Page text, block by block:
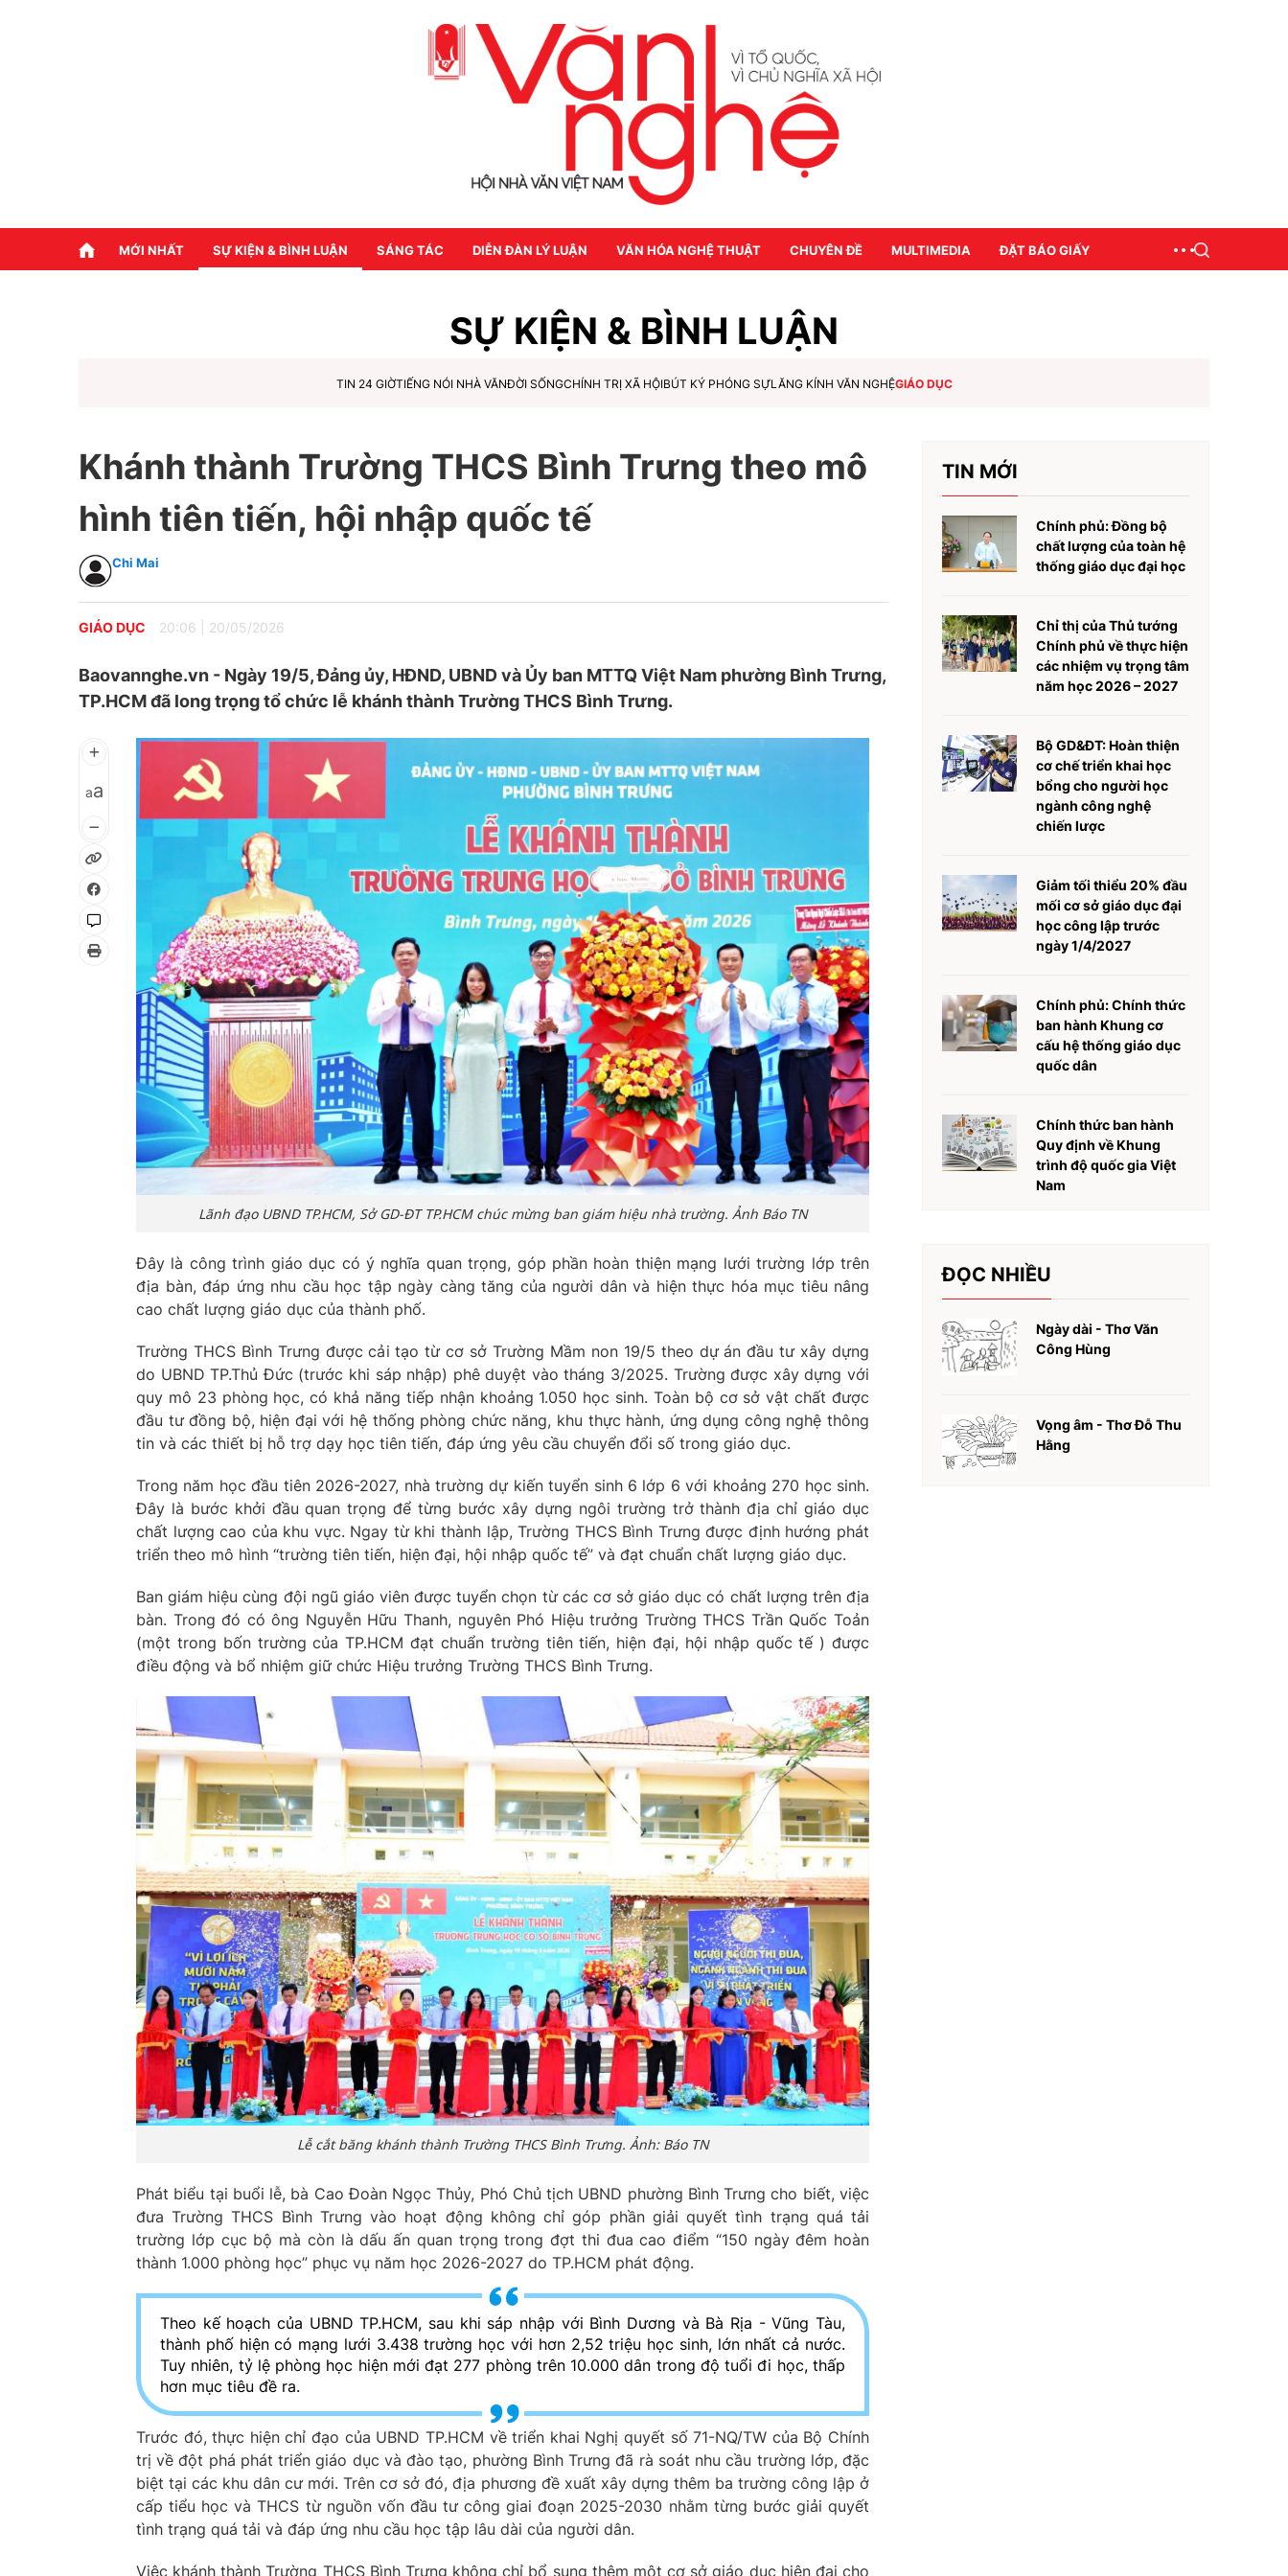
MỚI NHẤT SỰ KIỆN & BÌNH LUẬN SÁNG TÁC DIỄN ĐÀN LÝ LUẬN VĂN HÓA NGHỆ THUẬT CHUYÊN ĐỀ MULTIMEDIA ĐẶT BÁO GIẤY
SỰ KIỆN & BÌNH LUẬN
TIN 24 GIỜTIẾNG NÓI NHÀ VĂNĐỜI SỐNGCHÍNH TRỊ XÃ HỘIBÚT KÝ PHÓNG SỰLĂNG KÍNH VĂN NGHỆGIÁO DỤC
Khánh thành Trường THCS Bình Trưng theo mô
hình tiên tiến, hội nhập quốc tế
Chi Mai
GIÁO DỤC 20:06 20/05/2026
Baovannghe.vn - Ngày 19/5, Đảng ủy, HĐND, UBND và Ủy ban MTTQ Việt Nam phường Bình Trưng,
TP.HCM đã long trọng tổ chức lễ khánh thành Trường THCS Bình Trưng.
aa
Lãnh đạo UBND TP.HCM, Sở GD-ĐT TP.HCM chúc mừng ban giám hiệu nhà trường. Ảnh Báo TN
Đây là công trình giáo dục có ý nghĩa quan trọng, góp phần hoàn thiện mạng lưới trường lớp trên
địa bàn, đáp ứng nhu cầu học tập ngày càng tăng của người dân và hiện thực hóa mục tiêu nâng
cao chất lượng giáo dục của thành phố.
Trường THCS Bình Trưng được cải tạo từ cơ sở Trường Mầm non 19/5 theo dự án đầu tư xây dựng
do UBND TP.Thủ Đức (trước khi sáp nhập) phê duyệt vào tháng 3/2025. Trường được xây dựng với
quy mô 23 phòng học, có khả năng tiếp nhận khoảng 1.050 học sinh. Toàn bộ cơ sở vật chất được
đầu tư đồng bộ, hiện đại với hệ thống phòng chức năng, khu thực hành, ứng dụng công nghệ thông
tin và các thiết bị hỗ trợ dạy học tiên tiến, đáp ứng yêu cầu chuyển đổi số trong giáo dục.
Trong năm học đầu tiên 2026-2027, nhà trường dự kiến tuyển sinh 6 lớp 6 với khoảng 270 học sinh.
Đây là bước khởi đầu quan trọng để từng bước xây dựng ngôi trường trở thành địa chỉ giáo dục
chất lượng cao của khu vực. Ngay từ khi thành lập, Trường THCS Bình Trưng được định hướng phát
triển theo mô hình “trường tiên tiến, hiện đại, hội nhập quốc tế” và đạt chuẩn chất lượng giáo dục.
Ban giám hiệu cùng đội ngũ giáo viên được tuyển chọn từ các cơ sở giáo dục có chất lượng trên địa
bàn. Trong đó có ông Nguyễn Hữu Thanh, nguyên Phó Hiệu trưởng Trường THCS Trần Quốc Toản
(một trong bốn trường của TP.HCM đạt chuẩn trường tiên tiến, hiện đại, hội nhập quốc tế ) được
điều động và bổ nhiệm giữ chức Hiệu trưởng Trường THCS Bình Trưng.
Lễ cắt băng khánh thành Trường THCS Bình Trưng. Ảnh: Báo TN
Phát biểu tại buổi lễ, bà Cao Đoàn Ngọc Thủy, Phó Chủ tịch UBND phường Bình Trưng cho biết, việc
đưa Trường THCS Bình Trưng vào hoạt động không chỉ góp phần giải quyết tình trạng quá tải
trường lớp cục bộ mà còn là dấu ấn quan trọng trong đợt thi đua cao điểm “150 ngày đêm hoàn
thành 1.000 phòng học” phục vụ năm học 2026-2027 do TP.HCM phát động.
Theo kế hoạch của UBND TP.HCM, sau khi sáp nhập với Bình Dương và Bà Rịa - Vũng Tàu,
thành phố hiện có mạng lưới 3.438 trường học với hơn 2,52 triệu học sinh, lớn nhất cả nước.
Tuy nhiên, tỷ lệ phòng học hiện mới đạt 277 phòng trên 10.000 dân trong độ tuổi đi học, thấp
hơn mục tiêu đề ra.
Trước đó, thực hiện chỉ đạo của UBND TP.HCM về triển khai Nghị quyết số 71-NQ/TW của Bộ Chính
trị về đột phá phát triển giáo dục và đào tạo, phường Bình Trưng đã rà soát nhu cầu trường lớp, đặc
biệt tại các khu dân cư mới. Trên cơ sở đó, địa phương đề xuất xây dựng thêm ba trường công lập ở
cấp tiểu học và THCS từ nguồn vốn đầu tư công giai đoạn 2025-2030 nhằm từng bước giải quyết
tình trạng quá tải và đáp ứng nhu cầu học tập lâu dài của người dân.
Việc khánh thành Trường THCS Bình Trưng không chỉ bổ sung thêm một cơ sở giáo dục hiện đại cho
TIN MỚI
Chính phủ: Đồng bộ
chất lượng của toàn hệ
thống giáo dục đại học
Chỉ thị của Thủ tướng
Chính phủ về thực hiện
các nhiệm vụ trọng tâm
năm học 2026 – 2027
Bộ GD&ĐT: Hoàn thiện
cơ chế triển khai học
bổng cho người học
ngành công nghệ
chiến lược
Giảm tối thiểu 20% đầu
mối cơ sở giáo dục đại
học công lập trước
ngày 1/4/2027
Chính phủ: Chính thức
ban hành Khung cơ
cấu hệ thống giáo dục
quốc dân
Chính thức ban hành
Quy định về Khung
trình độ quốc gia Việt
Nam
ĐỌC NHIỀU
Ngày dài - Thơ Văn
Công Hùng
Vọng âm - Thơ Đỗ Thu
Hằng